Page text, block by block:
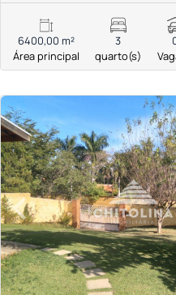
6400,00 m²
Área principal
3
quarto(s)
<<<
‹Previous